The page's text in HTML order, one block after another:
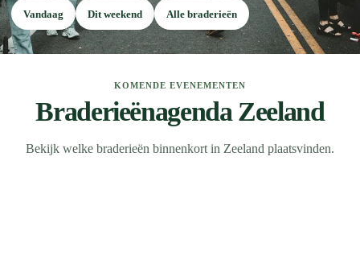
Vandaag Dit weekend Alle braderieën
KOMENDE EVENEMENTEN
Braderieënagenda Zeeland
Bekijk welke braderieën binnenkort in Zeeland plaatsvinden.